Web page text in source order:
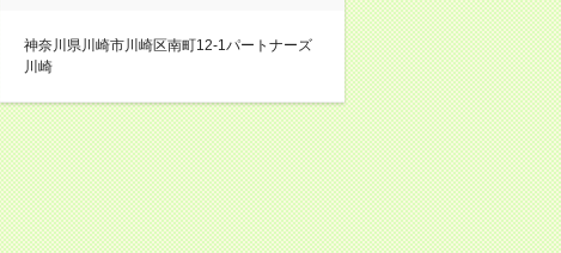
神奈川県川崎市川崎区南町12-1パートナーズ
川崎